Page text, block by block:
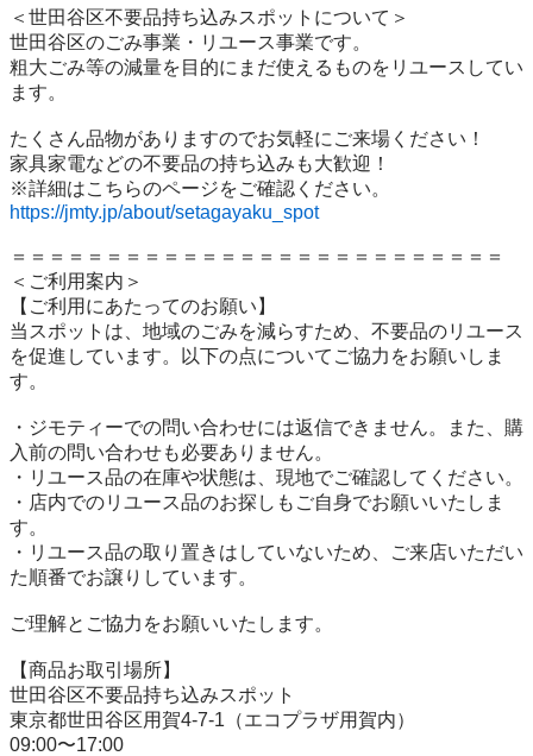
＜世田谷区不要品持ち込みスポットについて＞
世⽥⾕区のごみ事業・リユース事業です。
粗⼤ごみ等の減量を⽬的にまだ使えるものをリユースしてい
ます。
たくさん品物がありますのでお気軽にご来場ください！
家具家電などの不要品の持ち込みも大歓迎！
https://jmty.jp/about/setagayaku_spot
＝＝＝＝＝＝＝＝＝＝＝＝＝＝＝＝＝＝＝＝＝＝＝＝＝＝
＜ご利用案内＞
【ご利用にあたってのお願い】
当スポットは、地域のごみを減らすため、不要品のリユース
を促進しています。以下の点についてご協力をお願いしま
す。
・ジモティーでの問い合わせには返信できません。また、購
入前の問い合わせも必要ありません。
・リユース品の在庫や状態は、現地でご確認してください。
・店内でのリユース品のお探しもご自身でお願いいたしま
す。
・リユース品の取り置きはしていないため、ご来店いただい
た順番でお譲りしています。
ご理解とご協力をお願いいたします。
【商品お取引場所】
世田谷区不要品持ち込みスポット
東京都世田谷区用賀4-7-1（エコプラザ用賀内）
09:00〜17:00